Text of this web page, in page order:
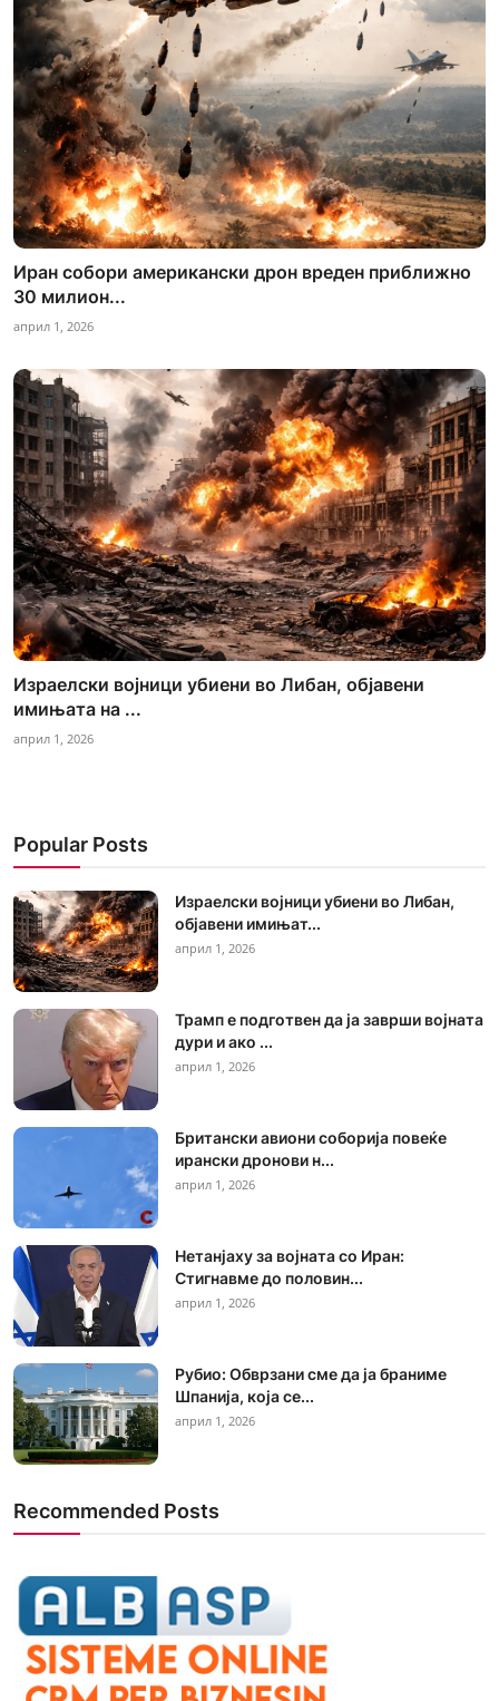
Иран собори американски дрон вреден приближно
30 милион...
април 1, 2026
Израелски војници убиени во Либан, објавени
имињата на ...
април 1, 2026
Popular Posts
Израелски војници убиени во Либан,
објавени имињат...
април 1, 2026
Трамп е подготвен да ја заврши војната
дури и ако ...
април 1, 2026
Британски авиони соборија повеќе
ирански дронови н...
април 1, 2026
Нетанјаху за војната со Иран:
Стигнавме до половин...
април 1, 2026
Рубио: Обврзани сме да ја браниме
Шпанија, која се...
април 1, 2026
Recommended Posts